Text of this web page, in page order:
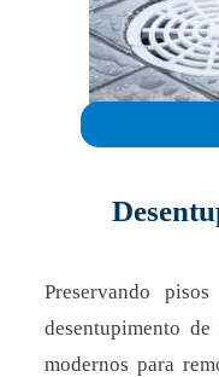
Preservando
desentupimento
modernos para